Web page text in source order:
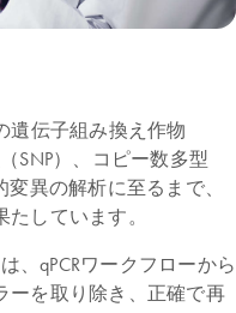
遺伝子組み換え作物
SNP）、コピー数多型
変異の解析に至るまで、
しています。
、qPCRワークフローから
ーを取り除き、正確で再